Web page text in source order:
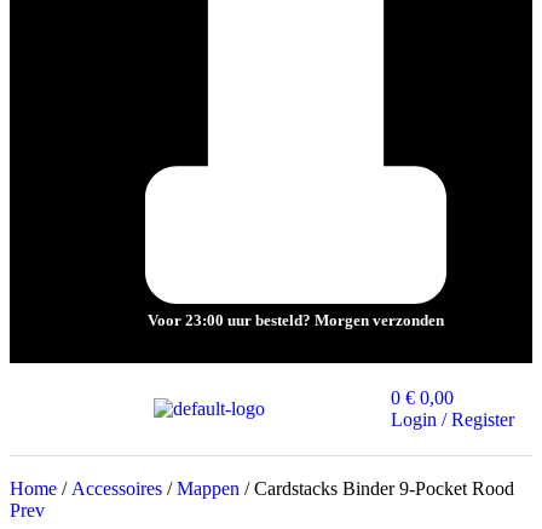
Voor 23:00 uurbesteld? Morgen verzonden
0 € 0,00
Login / Register
Home / Accessoires /Mappen / Cardstacks Binder 9-Pocket Rood
Prev